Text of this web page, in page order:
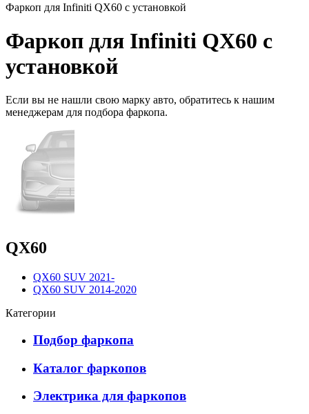
Фаркоп для Infiniti QX60 с установкой
Фаркоп для Infiniti QX60 с
установкой
Если вы не нашли свою марку авто, обратитесь к нашим
менеджерам для подбора фаркопа.
QX60
QX60 SUV 2021-
QX60 SUV 2014-2020
Категории
Подбор фаркопа
Каталог фаркопов
Электрика для фаркопов